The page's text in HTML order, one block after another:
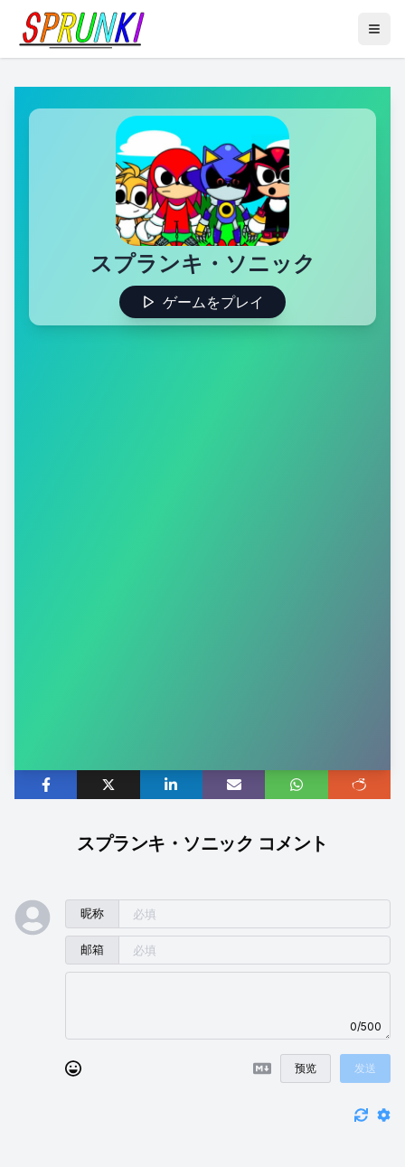
スプランキ・ソニック
ゲームをプレイ
スプランキ・ソニック コメント
昵称
邮箱
0/500
预览 发送